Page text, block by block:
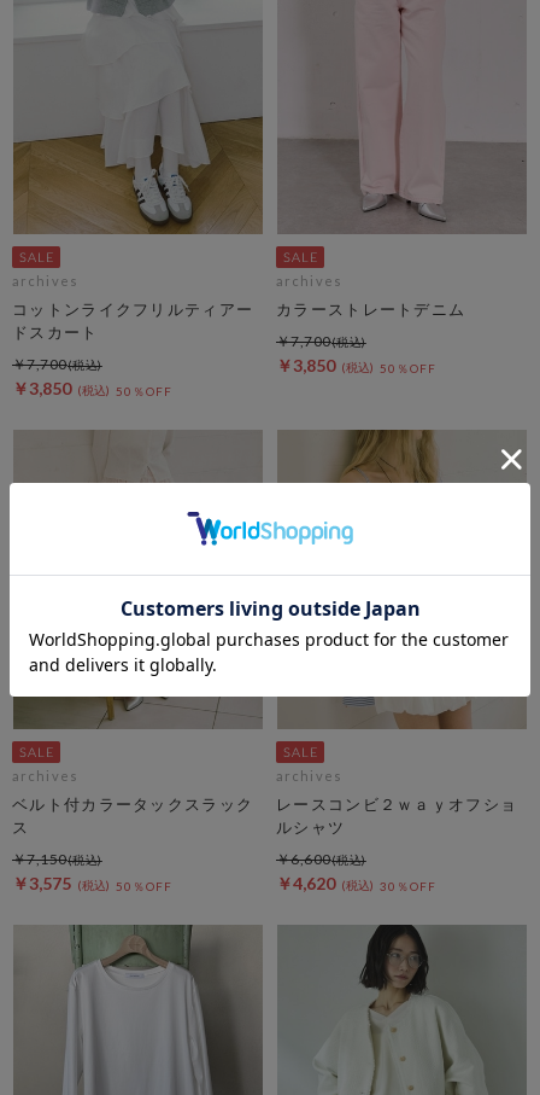
archives
コットンライクフリルティアー
ドスカート
￥3,850 50％OFF
￥7,700
archives
カラーストレートデニム
￥3,850 50％OFF
￥7,700
archives
ベルト付カラータックスラック
ス
￥3,575 50％OFF
￥7,150
archives
レースコンビ２ｗａｙオフショ
ルシャツ
￥4,620 30％OFF
￥6,600